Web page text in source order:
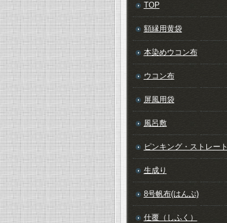
TOP
額縁用黄袋
本染めウコン布
ウコン布
屏風用袋
風呂敷
ピンキング・ストレート
生成り
8号帆布(はんぷ)
仕覆（しふく）